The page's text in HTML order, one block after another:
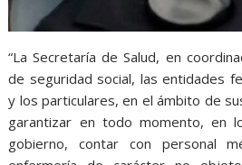
“La Secretaría de Salud, en
de seguridad social, las entidades
y los particulares, en el ámbito de
garantizar en todo momento, en
gobierno, contar con personal